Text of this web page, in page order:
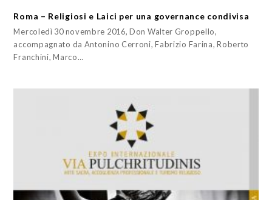
Roma – Religiosi e Laici per una governance condivisa
Mercoledì 30 novembre 2016, Don Walter Groppello,
accompagnato da Antonino Cerroni, Fabrizio Farina, Roberto
Franchini, Marco…